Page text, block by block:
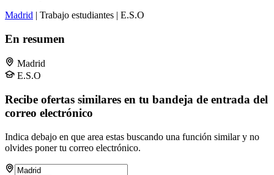
Madrid | Trabajo estudiantes | E.S.O
En resumen
Madrid
E.S.O
Recibe ofertas similares en tu bandeja de entrada del
correo electrónico
Indica debajo en que area estas buscando una función similar y no
olvides poner tu correo electrónico.